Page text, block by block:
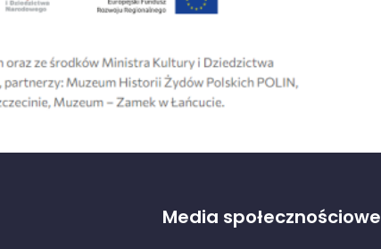
Media społecznościowe